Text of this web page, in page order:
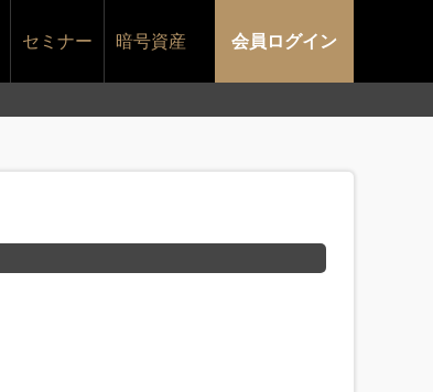
会員ログイン
セミナー 暗号資産